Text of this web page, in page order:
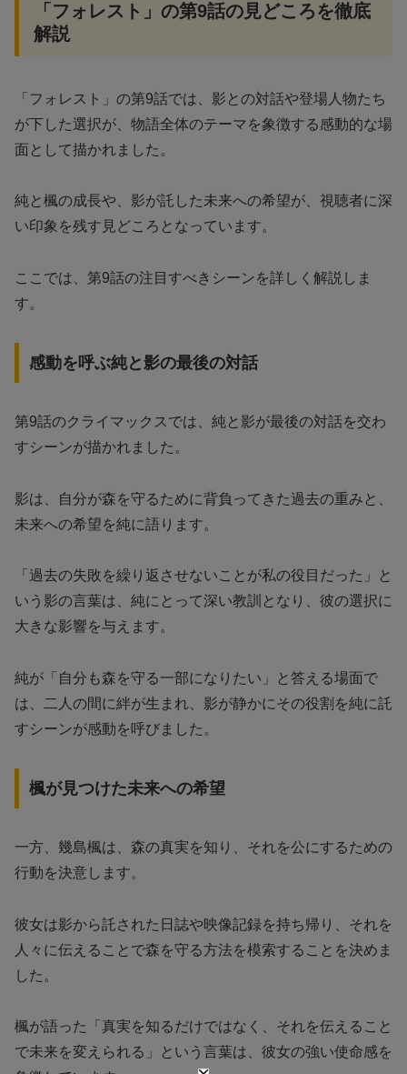
「フォレスト」の第9話の見どころを徹底
解説
「フォレスト」の第9話では、影との対話や登場人物たち
が下した選択が、物語全体のテーマを象徴する感動的な場
面として描かれました。
純と楓の成長や、影が託した未来への希望が、視聴者に深
い印象を残す見どころとなっています。
ここでは、第9話の注目すべきシーンを詳しく解説しま
す。
感動を呼ぶ純と影の最後の対話
第9話のクライマックスでは、純と影が最後の対話を交わ
すシーンが描かれました。
影は、自分が森を守るために背負ってきた過去の重みと、
未来への希望を純に語ります。
「過去の失敗を繰り返させないことが私の役目だった」と
いう影の言葉は、純にとって深い教訓となり、彼の選択に
大きな影響を与えます。
純が「自分も森を守る一部になりたい」と答える場面で
は、二人の間に絆が生まれ、影が静かにその役割を純に託
すシーンが感動を呼びました。
楓が見つけた未来への希望
一方、幾島楓は、森の真実を知り、それを公にするための
行動を決意します。
彼女は影から託された日誌や映像記録を持ち帰り、それを
人々に伝えることで森を守る方法を模索することを決めま
した。
楓が語った「真実を知るだけではなく、それを伝えること
で未来を変えられる」という言葉は、彼女の強い使命感を